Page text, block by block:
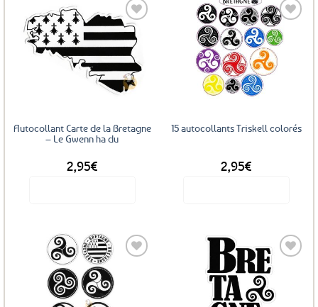
Ajouter
aux
favoris
Autocollant Carte de la Bretagne
– Le Gwenn ha du
2,95€
Ajouter
favoris
15 autocollants Triskell colorés
2,95€
Ajouter